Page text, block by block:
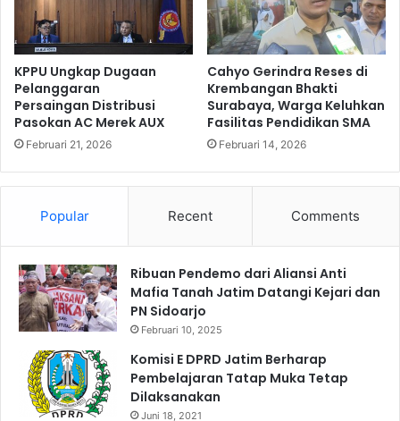
U
t
u
k
M
a
h
A
k
u
n
P
e
n
a
n
a
g
o
v
KPPU Ungkap Dugaan
Pelanggaran
Persaingan Distribusi
Pasokan AC Merek AUX
Februari 21, 2026
Cahyo Gerindra Reses di
Krembangan Bhakti
Surabaya, Warga Keluhkan
Fasilitas Pendidikan SMA
Februari 14, 2026
Popular Recent Comments
Ribuan Pendemo dari Aliansi Anti
Mafia Tanah Jatim Datangi Kejari dan
PN Sidoarjo
Februari 10, 2025
Komisi E DPRD Jatim Berharap
Pembelajaran Tatap Muka Tetap
Dilaksanakan
Juni 18, 2021